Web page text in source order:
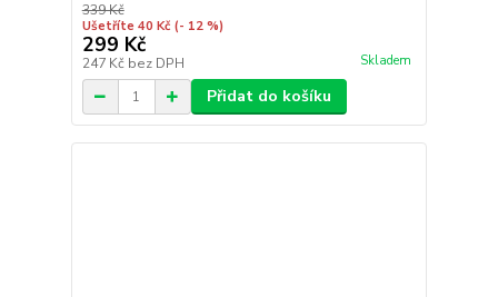
339 Kč
Ušetříte 40 Kč (- 12 %)
299 Kč
247 Kč bez DPH Skladem
Přidat do košíku